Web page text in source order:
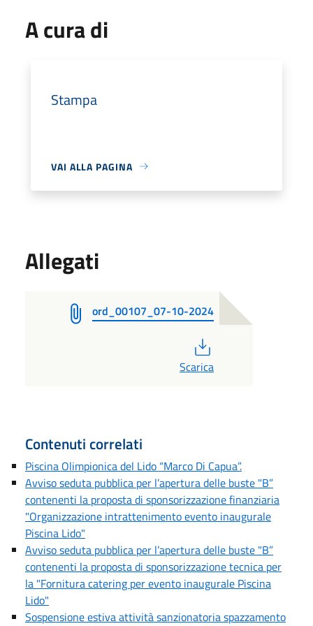
A cura di
Stampa
VAI ALLA PAGINA
Allegati
ord_00107_07-10-2024
Scarica
Contenuti correlati
Piscina Olimpionica del Lido “Marco Di Capua”.
Avviso seduta pubblica per l’apertura delle buste "B”
contenenti la proposta di sponsorizzazione finanziaria
"Organizzazione intrattenimento evento inaugurale
Piscina Lido"
Avviso seduta pubblica per l’apertura delle buste "B”
contenenti la proposta di sponsorizzazione tecnica per
la "Fornitura catering per evento inaugurale Piscina
Lido"
Sospensione estiva attività sanzionatoria spazzamento